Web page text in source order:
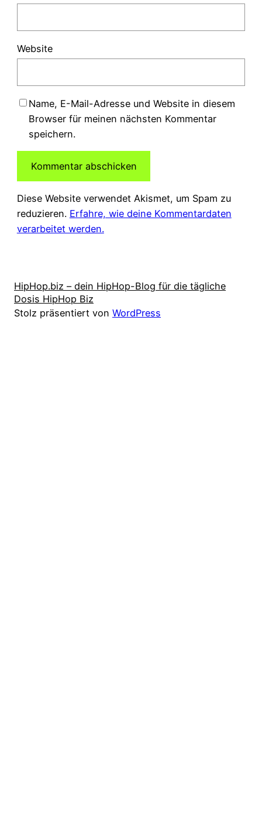
Website
Name, E-Mail-Adresse und Website in diesem
Browser für meinen nächsten Kommentar
speichern.
Diese Website verwendet Akismet, um Spam zu
reduzieren. Erfahre, wie deine Kommentardaten
verarbeitet werden.
HipHop.biz – dein HipHop-Blog für die tägliche
Dosis HipHop Biz
Stolz präsentiert von WordPress